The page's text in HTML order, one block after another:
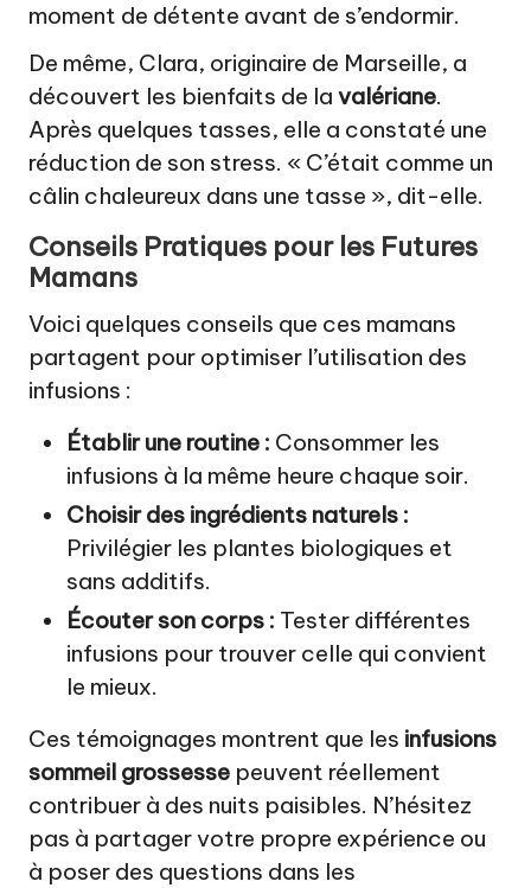
moment de détente avant de s’endormir.
De même, Clara, originaire de Marseille, a
découvert les bienfaits de la valériane.
Après quelques tasses, elle a constaté une
réduction de son stress. « C’était comme un
câlin chaleureux dans une tasse », dit-elle.
Conseils Pratiques pour les Futures
Mamans
Voici quelques conseils que ces mamans
partagent pour optimiser l’utilisation des
infusions :
Établir une routine : Consommer les
infusions à la même heure chaque soir.
Choisir des ingrédients naturels :
Privilégier les plantes biologiques et
sans additifs.
Écouter son corps : Tester différentes
infusions pour trouver celle qui convient
le mieux.
Ces témoignages montrent que les infusions
sommeil grossesse peuvent réellement
contribuer à des nuits paisibles. N’hésitez
pas à partager votre propre expérience ou
à poser des questions dans les